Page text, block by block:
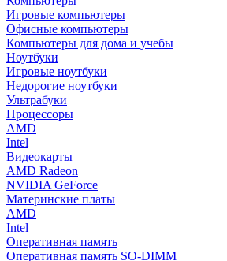
Игровые компьютеры
Офисные компьютеры
Компьютеры для дома и учебы
Ноутбуки
Игровые ноутбуки
Недорогие ноутбуки
Ультрабуки
Процессоры
AMD
Intel
Видеокарты
AMD Radeon
NVIDIA GeForce
Материнские платы
AMD
Intel
Оперативная память
Оперативная память SO-DIMM